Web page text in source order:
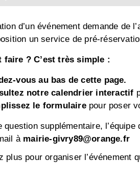
d’un événement demande
un service de pré-
faire ? C’est très simple :
vous au bas de cette page.
notre calendrier interactif
le formulairepour poser
question supplémentaire,
à mairie-givry89@orange.fr
plus pour organiser